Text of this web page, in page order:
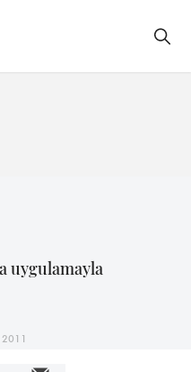
uygulamayla
2011